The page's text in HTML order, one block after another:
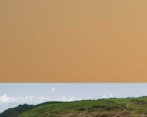
Bateaux à moteur